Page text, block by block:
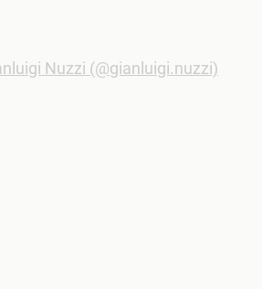
Nuzzi (@gianluigi.nuzzi)